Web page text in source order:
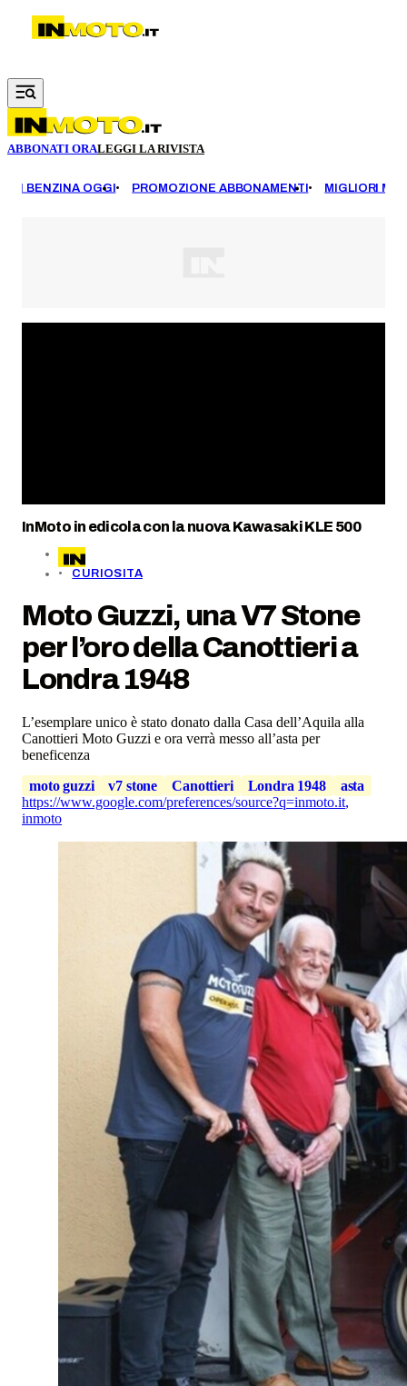
Vai al contenuto principale
ABBONATI ORALEGGI LA RIVISTA
BENZINA OGGI PROMOZIONE ABBONAMENTI MIGLIORI
InMoto in edicola con la nuova Kawasaki KLE 500
CURIOSITA
Moto Guzzi, una V7 Stone
per l’oro della Canottieri a
Londra 1948
L’esemplare unico è stato donato dalla Casa dell’Aquila alla
Canottieri Moto Guzzi e ora verrà messo all’asta per
beneficenza
moto guzzi
v7 stone Canottieri Londra 1948
asta
https://www.google.com/preferences/source?q=inmoto.it,
inmoto